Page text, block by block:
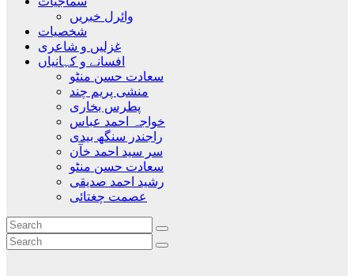
وائرل خبریں
غزلیں و شاعری
افسانے و کہانیاں
سعادت حسن منٹو
منشی پریم چند
پطرس بخاری
خواجہ احمد عباس
راجندر سنگھ بیدی
سر سید احمد خآن
سعادت حسن منٹو
رشید احمد صدیقی
عصمت چغتائی